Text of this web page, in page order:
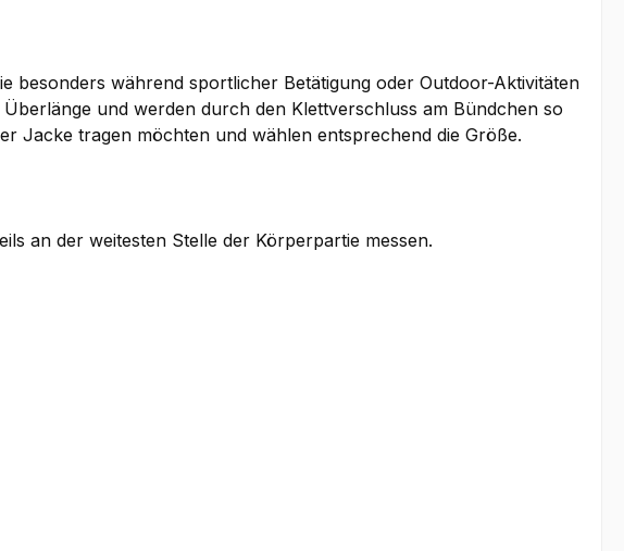
besonders während sportlicher Betätigung oder Outdoor-Aktivitäten
und werden durch den Klettverschluss am Bündchen so
Jacke tragen möchten und wählen entsprechend die Größe.
an der weitesten Stelle der Körperpartie messen.